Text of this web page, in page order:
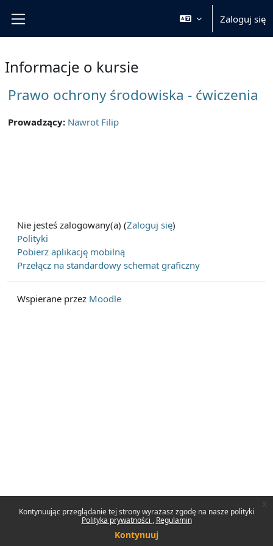
Kontynuując przeglądanie tej strony wyrażasz zgodę na nasze polityki
Polityka prywatności
Regulamin
Kontynuuj
Zaloguj się
Informacje o kursie
Prawo ochrony środowiska - ćwiczenia
Prowadzący: Nawrot Filip
Nie jesteś zalogowany(a) (Zaloguj się)
Polityki
Pobierz aplikację mobilną
Przełącz na standardowy schemat graficzny
Wspierane przez Moodle